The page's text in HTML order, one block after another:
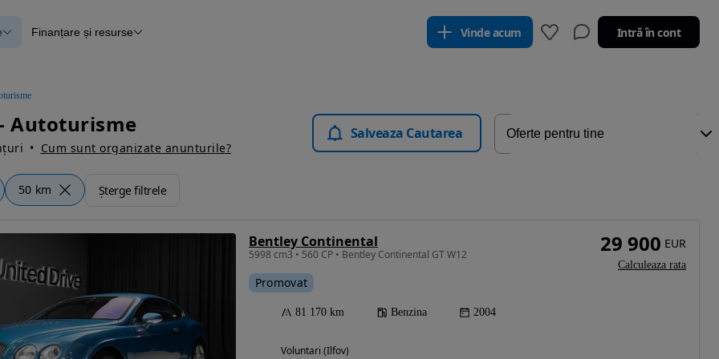
verificate
Finanțare și resurse Vinde acum Intră în cont
Autoturisme
Cum sunt organizate anunturile?
Salveaza Cautarea
50 km Șterge filtrele
Bentley Continental
5998 cm3 • 560 CP • Bentley Continental GT W12
Promovat
81 170 km Benzina 2004
Voluntari (Ilfov)
29 900 EUR
Calculeaza rata